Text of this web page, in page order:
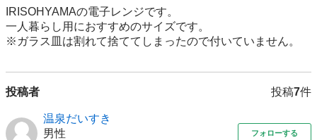
IRISOHYAMAの電子レンジです。
一人暮らし用におすすめのサイズです。
※ガラス皿は割れて捨ててしまったので付いていません。
投稿者 投稿7件
温泉だいすき
男性
フォローする